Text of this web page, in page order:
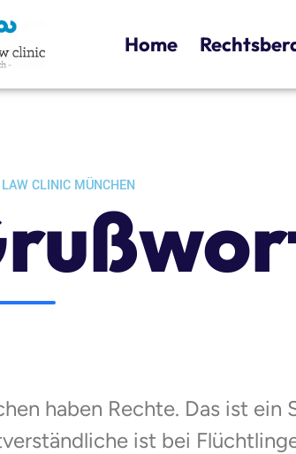
Home
CLINIC MÜNCHEN
haben Rechte. Das ist
ist bei